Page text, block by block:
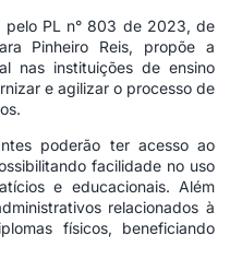
pelo PL n° 803 de 2023, de
Pinheiro Reis, propõe a
nas instituições de ensino
e agilizar o processo de
poderão ter acesso ao
facilidade no uso
e educacionais. Além
relacionados à
físicos, beneficiando